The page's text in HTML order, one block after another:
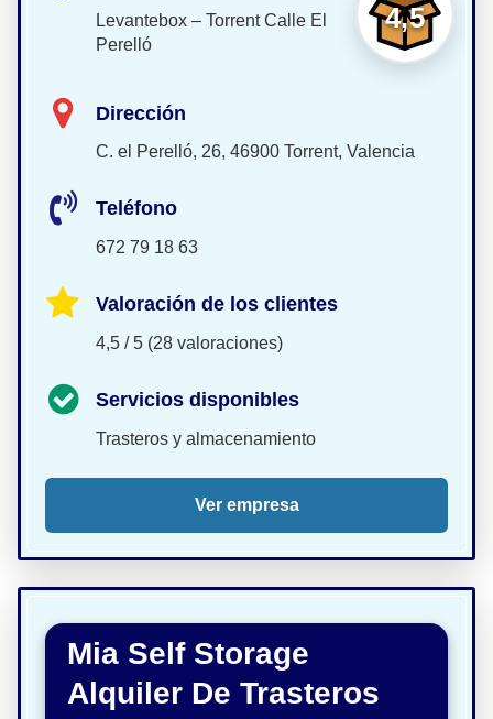
4,5
Levantebox – Torrent Calle El
Perelló
Dirección
C. el Perelló, 26, 46900 Torrent, Valencia
Teléfono
672 79 18 63
Valoración de los clientes
4,5 / 5 (28 valoraciones)
Servicios disponibles
Trasteros y almacenamiento
Ver empresa
Mia Self Storage
Alquiler De Trasteros